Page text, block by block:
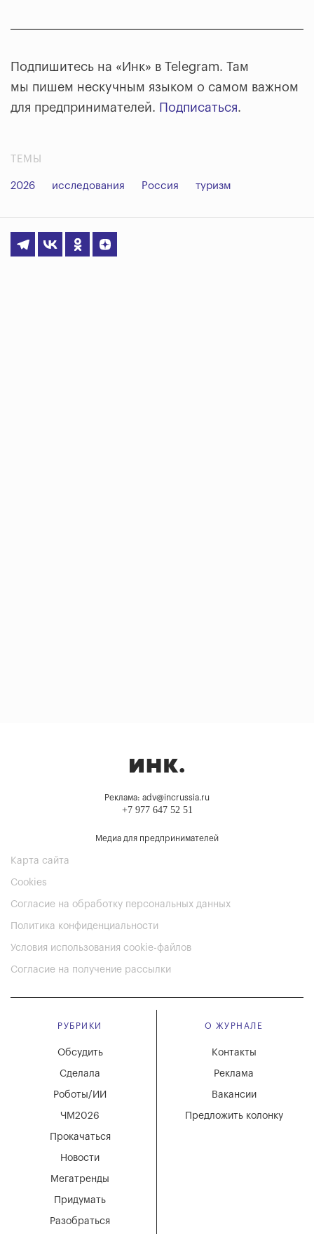
Подпишитесь на «Инк» в Telegram. Там
мы пишем нескучным языком о самом важном
для предпринимателей. Подписаться.
ТЕМЫ
2026 исследования Россия туризм
Реклама: adv@incrussia.ru
+7 977 647 52 51
Медиа для предпринимателей
Карта сайта
Cookies
Согласие на обработку персональных данных
Политика конфиденциальности
Условия использования cookie-файлов
Согласие на получение рассылки
РУБРИКИ
Мегатренды
Придумать
Разобраться
Новости
Обсудить
Сделала
Роботы/ИИ
ЧМ2026
Прокачаться
О ЖУРНАЛЕ
Вакансии
Реклама
Контакты
Предложить колонку